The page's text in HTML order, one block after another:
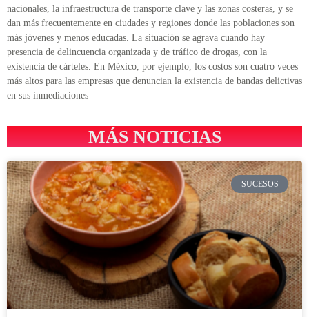
nacionales, la infraestructura de transporte clave y las zonas costeras, y se
dan más frecuentemente en ciudades y regiones donde las poblaciones son
más jóvenes y menos educadas. La situación se agrava cuando hay
presencia de delincuencia organizada y de tráfico de drogas, con la
existencia de cárteles. En México, por ejemplo, los costos son cuatro veces
más altos para las empresas que denuncian la existencia de bandas delictivas
en sus inmediaciones
MÁS NOTICIAS
SUCESOS